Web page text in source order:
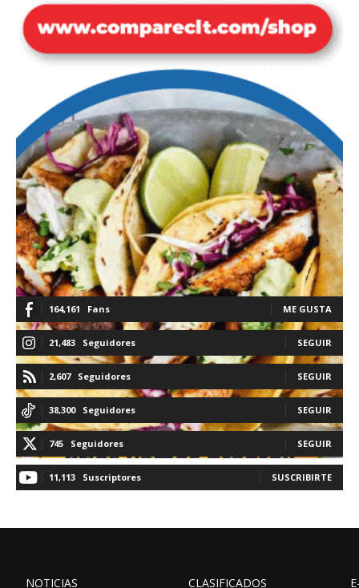
164,161 Fans ME GUSTA
21,483 Seguidores SEGUIR
2,607 Seguidores SEGUIR
38,300 Seguidores SEGUIR
745 Seguidores SEGUIR
11,113 Suscriptores SUSCRIBIRTE
NOTICIAS
CLASIFICADOS